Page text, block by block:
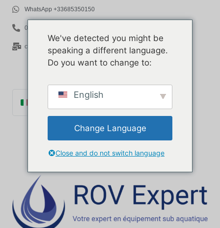
WhatsApp +33685350150
06 85 35 01 50
contact@rov-expert.com
Français
Español
Português
Deutsch
Ελληνικά
We've detected you might be
speaking a different language.
Do you want to change to:
English
Change Language
Close and do not switch language